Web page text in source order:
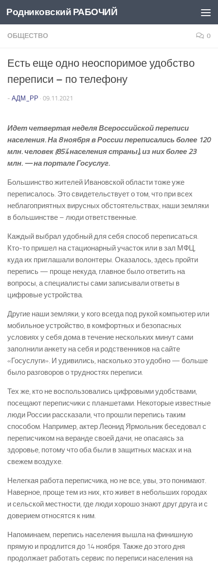
Перейти к содержимому
Родниковский РАБОЧИЙ
ОБЩЕСТВО 0
Есть еще одно неоспоримое удобство
переписи – по телефону
- АДМ_РР · 09.11.2021
Идет четвертая неделя Всероссийской переписи
населения. На 8 ноября в России переписались более 120
млн. человек (85% населения страны), из них более 23
млн. — на портале Госуслуг.
Большинство жителей Ивановской области тоже уже
переписалось. Это свидетельствует о том, что при всех
неблагоприятных вирусных обстоятельствах, наши земляки
в большинстве – люди ответственные.
Каждый выбрал удобный для себя способ переписаться.
Кто-то пришел на стационарный участок или в зал МФЦ,
куда их приглашали волонтеры. Оказалось, здесь пройти
перепись — проще некуда, главное было ответить на
вопросы, а специалисты сами записывали ответы в
цифровые устройства.
Другие наши земляки, у кого всегда под рукой компьютер или
мобильное устройство, в комфортных и безопасных
условиях у себя дома в течение нескольких минут сами
заполнили анкету на себя и родственников на сайте
«Госуслуги». И удивились, насколько это удобно — больше
было разговоров о трудностях переписи.
Тех же, кто не воспользовались цифровыми удобствами,
посещают переписчики с планшетами. Некоторые известные
люди России рассказали, что прошли перепись таким
способом. Например, актер Леонид Ярмольник беседовал с
переписчиком на веранде своей дачи, не опасаясь за
здоровье, потому что оба были в защитных масках и на
свежем воздухе.
Нелегкая работа переписчика, но не все, увы, это понимают.
Наверное, проще тем из них, кто живет в небольших городах
и сельской местности, где люди хорошо знают друг друга и с
доверием относятся к ним.
Напоминаем, перепись населения вышла на финишную
прямую и продлится до 14 ноября. Также до этого дня
продолжает работать сервис по переписи населения на